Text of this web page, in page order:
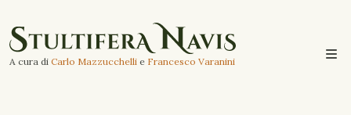
A cura di Carlo Mazzucchelli e Francesco Varanini